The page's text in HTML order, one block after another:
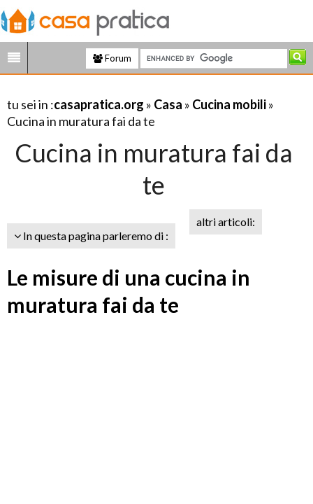
Forum
tu sei in :casapratica.org » Casa » Cucina mobili»
Cucina in muratura fai da te
Cucina in muratura fai da
te
In questa pagina parleremo di :
altri articoli:
Le misure di una cucina in
muratura fai da te